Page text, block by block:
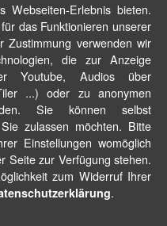
Webseiten-Erlebnis bieten.
das Funktionieren unserer
Zustimmung verwenden wir
die zur Anzeige
Youtube, Audios über
...) oder zu anonymen
Sie können selbst
zulassen möchten. Bitte
Einstellungen womöglich
Seite zur Verfügung stehen.
zum Widerruf Ihrer
.